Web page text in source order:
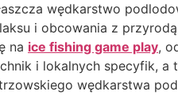
wędkarstwo
i obcowania z
na ice fishing game play,
i lokalnych specyfik,
wędkarstwa